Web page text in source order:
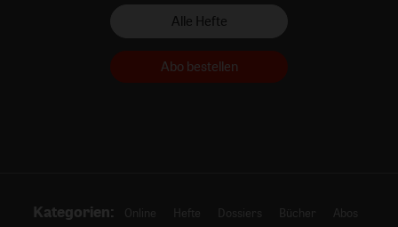
Alle Hefte
Abo bestellen
Kategorien: Online Hefte Dossiers Bücher Abos